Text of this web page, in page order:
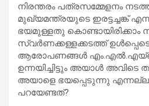
നിരന്തരം പത്രസമ്മേളനം
മുഖ്യമന്ത്രയുടെ ഇരട്ടച്ചങ്ക്
ഭയമുള്ളതു കൊണ്ടായിരിക്കാം
സ്വര്‍ണക്കള്ളക്കടത്ത്
ആരോപണങ്ങള്‍
ഉന്നയിച്ചിട്ടും അയാള്‍
അയാളെ ഭയപ്പെടുന്നു
പറയേണ്ടത്?